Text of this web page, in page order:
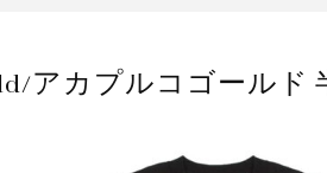
アカプルコゴールド